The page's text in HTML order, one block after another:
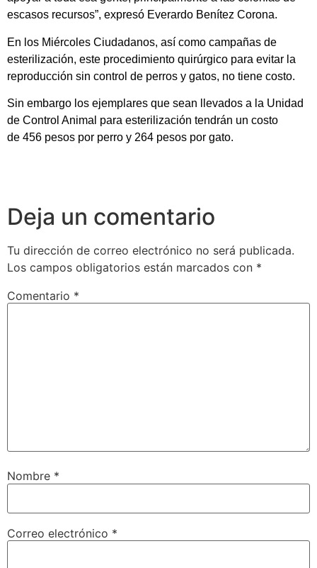
escasos recursos”, expresó Everardo Benítez Corona.
En los Miércoles Ciudadanos, así como campañas de
esterilización, este procedimiento quirúrgico para evitar la
reproducción sin control de perros y gatos, no tiene costo.
Sin embargo los ejemplares que sean llevados a la Unidad
de Control Animal para esterilización tendrán un costo
de 456 pesos por perro y 264 pesos por gato.
Deja un comentario
Tu dirección de correo electrónico no será publicada.
Los campos obligatorios están marcados con *
Comentario *
Nombre *
Correo electrónico *